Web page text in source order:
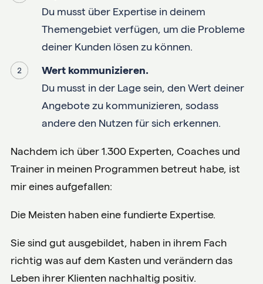
Du musst über Expertise in deinem
Themengebiet verfügen, um die Probleme
deiner Kunden lösen zu können.
Wert kommunizieren.
Du musst in der Lage sein, den Wert deiner
Angebote zu kommunizieren, sodass
andere den Nutzen für sich erkennen.
Nachdem ich über 1.300 Experten, Coaches und
Trainer in meinen Programmen betreut habe, ist
mir eines aufgefallen:
Die Meisten haben eine fundierte Expertise.
Sie sind gut ausgebildet, haben in ihrem Fach
richtig was auf dem Kasten und verändern das
Leben ihrer Klienten nachhaltig positiv.